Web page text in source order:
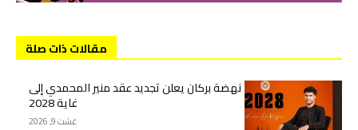
مقالات ذات صلة
نهضة بركان يعلن تجديد عقد منير المحمدي إلى
غاية 2028
غشت 9, 2026